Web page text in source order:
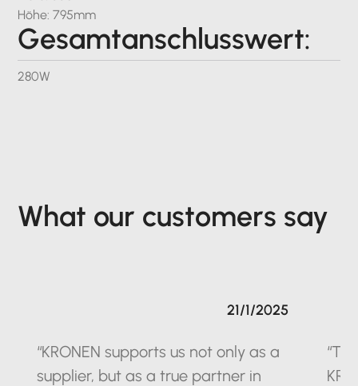
Höhe: 795mm
Gesamtanschlusswert:
280W
What our customers say
“KRONEN supports us not only as a
supplier, but as a true partner in
21/1/2025